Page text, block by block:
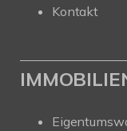
Kontakt